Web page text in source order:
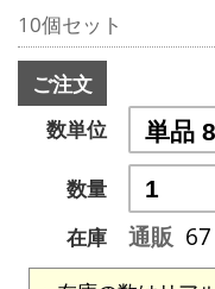
10個セット
ご注文
数単位
数量
在庫
通販 67